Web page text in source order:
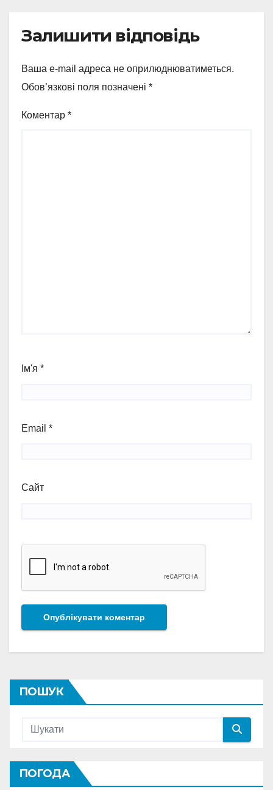
Залишити відповідь
Ваша e-mail адреса не оприлюднюватиметься.
Обов’язкові поля позначені *
Коментар *
Ім'я *
Email *
Сайт
ПОШУК
ПОГОДА